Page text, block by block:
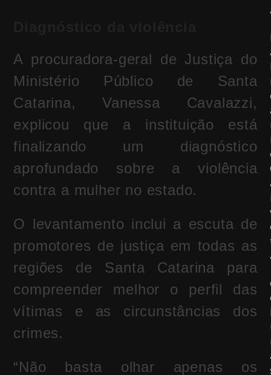
A procuradora-geral de Justiça do
Ministério Público de Santa
Catarina,Vanessa Cavalazzi,
explicou que a instituição está
finalizando um diagnóstico
aprofundado sobre a violência
contra a mulher no estado.
O levantamento inclui a escuta de
promotores de justiça em todas as
regiões de Santa Catarina para
compreender melhor o perfil das
vítimas e as circunstâncias dos
crimes.
“Não basta olhar apenas os